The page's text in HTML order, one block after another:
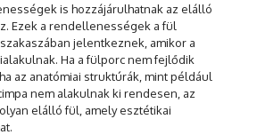
is hozzájárulhatnak az elálló
Ezek a rendellenességek a fül
jelentkeznek, amikor a
Ha a fülporc nem fejlődik
az anatómiai struktúrák, mint például
nem alakulnak ki rendesen, az
elálló fül, amely esztétikai